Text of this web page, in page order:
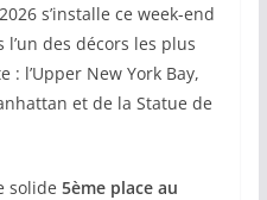
s’installe ce week-end
des décors les plus
l’Upper New York Bay,
et de la Statue de
solide 5ème place au